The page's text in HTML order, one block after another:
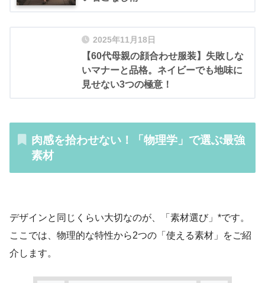
2025年11月18日
【60代母親の顔合わせ服装】失敗しな
いマナーと品格。ネイビーでも地味に
見せない3つの極意！
肉感を拾わせない！「物理学」で選ぶ最強
素材
デザインと同じくらい大切なのが、「素材選び」*です。
ここでは、物理的な特性から2つの「使える素材」をご紹
介します。